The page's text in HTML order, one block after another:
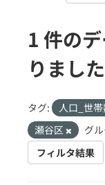
1 件の
りました
タグ: 人口_世
瀬谷区
グ
フィルタ結果